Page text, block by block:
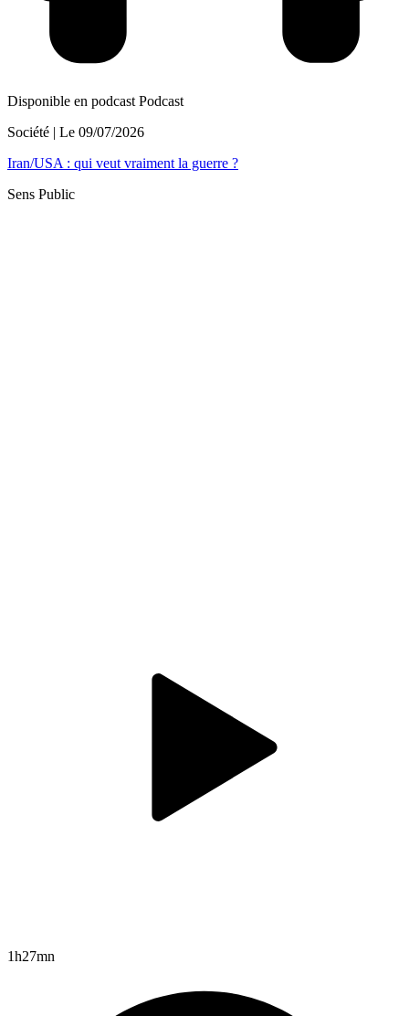
Disponible en podcast Podcast
Société | Le 09/07/2026
Iran/USA : qui veut vraiment la guerre ?
Sens Public
1h27mn